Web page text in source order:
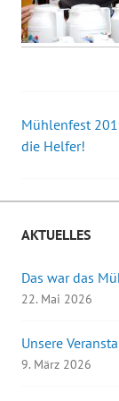
Mühlenfest
die Helfer!
AKTUELLES
Das war das
22. Mai 2026
Unsere
9. März 2026